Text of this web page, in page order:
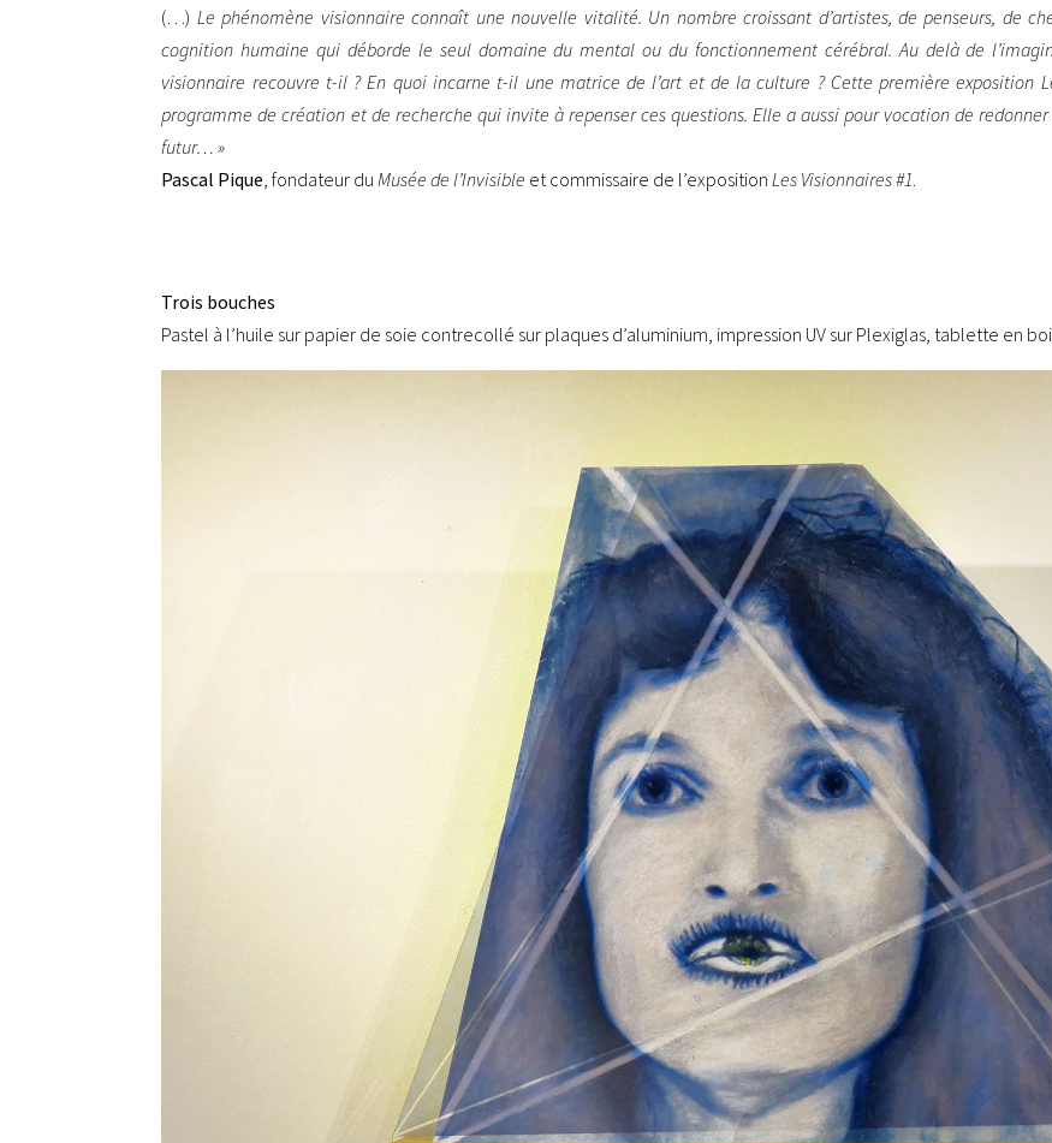
(…) Le phénomène visionnaire connaît une nouvelle vitalité. Un nombre croissant d’artistes, de penseurs, de
cognition humaine qui déborde le seul domaine du mental ou du fonctionnement cérébral. Au delà de
visionnaire recouvre t-il ? En quoi incarne t-il une matrice de l’art et de la culture ? Cette première exposition
programme de création et de recherche qui invite à repenser ces questions. Elle a aussi pour vocation de
futur… »
Pascal Pique, fondateur duMusée de l’Invisible et commissaire de l’expositionLes Visionnaires #1.
Trois bouches
Pastel à l’huile sur papier de soie contrecollé sur plaques d’aluminium, impression UV sur Plexiglas, tablette en